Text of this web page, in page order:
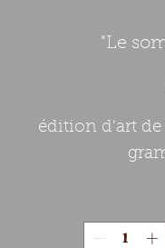
"Le
édition d'art de